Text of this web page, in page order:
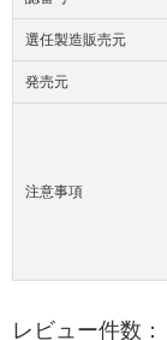
選任製造販売元
発売元
注意事項
レビュー件数：